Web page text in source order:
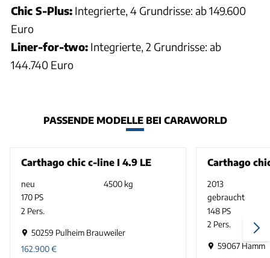
Chic S-Plus: Integrierte, 4 Grundrisse: ab 149.600
Euro
Liner-for-two: Integrierte, 2 Grundrisse: ab
144.740 Euro
PASSENDE MODELLE BEI CARAWORLD
Carthago chic c-line I 4.9 LE
neu
4500 kg
170 PS
2 Pers.
50259 Pulheim Brauweiler
162.900€
Carthago
2013
gebraucht
148 PS
2 Pers.
59067 Hamm